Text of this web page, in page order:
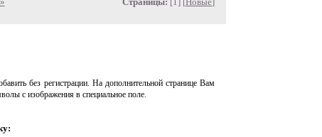
без регистрации. На дополнительной странице Вам
с изображения в специальное поле.